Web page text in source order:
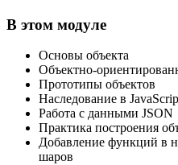
В этом модуле
Основы объекта
Объектно-
Прототипы объектов
Наследование в
Работа с данными JSON
Практика построения
Добавление функций в
шаров